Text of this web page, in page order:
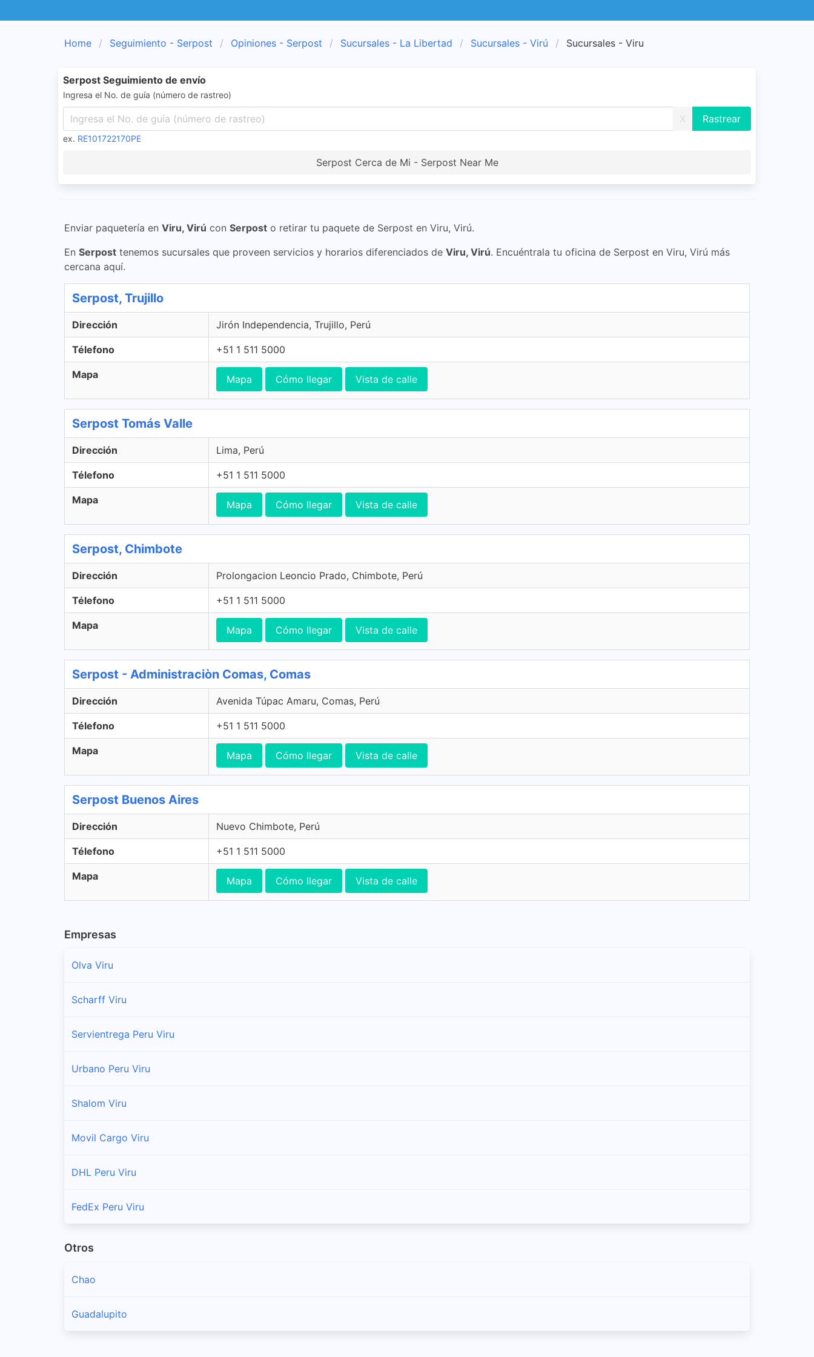
Home Seguimiento - Serpost Opiniones - Serpost Sucursales - La Libertad Sucursales - Virú Sucursales - Viru
Serpost Seguimiento de envío
Ingresa el No. de guía (número de rastreo)
X
ex. RE101722170PE
Serpost Cerca de Mi - Serpost Near Me
Enviar paquetería en Viru, Virú con Serpost o retirar tu paquete de Serpost en Viru, Virú.
En Serpost tenemos sucursales que proveen servicios y horarios diferenciados de Viru, Virú. Encuéntrala tu oficina de Serpost en Viru, Virú más
cercana aquí.
Serpost, Trujillo
Dirección Jirón Independencia, Trujillo, Perú
Télefono +51 1 511 5000
Mapa Mapa Cómo llegar Vista de calle
Serpost Tomás Valle
Dirección Lima, Perú
Télefono +51 1 511 5000
Mapa Mapa Cómo llegar Vista de calle
Serpost, Chimbote
Dirección Prolongacion Leoncio Prado, Chimbote, Perú
Télefono +51 1 511 5000
Mapa Mapa Cómo llegar Vista de calle
Serpost - Administraciòn Comas, Comas
Dirección Avenida Túpac Amaru, Comas, Perú
Télefono +51 1 511 5000
Mapa Mapa Cómo llegar Vista de calle
Serpost Buenos Aires
Dirección Nuevo Chimbote, Perú
Télefono +51 1 511 5000
Mapa Mapa Cómo llegar Vista de calle
Empresas
Olva Viru
Scharff Viru
Servientrega Peru Viru
Urbano Peru Viru
Shalom Viru
Movil Cargo Viru
DHL Peru Viru
FedEx Peru Viru
Otros
Chao
Guadalupito